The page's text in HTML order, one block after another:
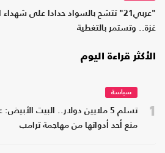
"عربي21" تتشح بالسواد حدادا على
غزة.. وتستمر بالتغطية
الأكثر قراءة اليوم
1
سياسة
تسلم 5 ملايين دولار.. البيت
منع أحد أدواتها من مهاجمة ترامب